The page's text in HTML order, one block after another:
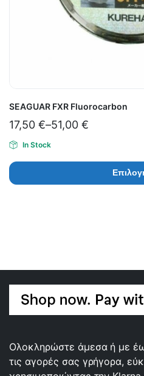
SEAGUAR FXR Fluorocarbon
17,50 €–51,00 €
In Stock
Ολοκληρώστε άμεσα ή με
τις αγορές σας γρήγορα,